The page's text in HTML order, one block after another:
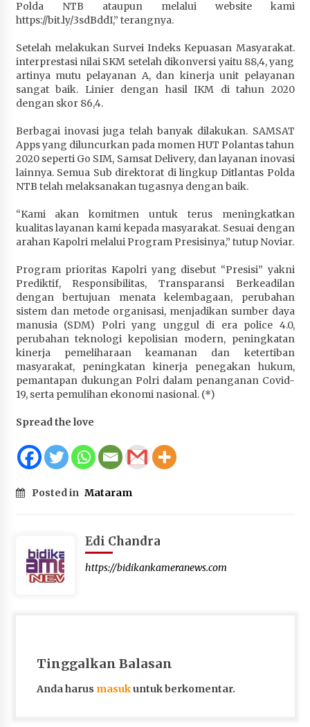
Dosen UTS Siap Kembangkan Inovasi Lewat
Pelatihan PDPP 2026 Bali
4 minggu ago
Terapkan “Polantas Menyapa”, Satlantas Polres
Sumbawa Berupaya Wujudkan Pelayanan
Kepolisian yang Profesional
Capaian Program Pemerintah Kabupaten
Sumbawa Terus Dirasakan Masyarakat
1 bulan ago
Polda NTB ataupun melalui website kami
https://bit.ly/3sdBddI,” terangnya.
Setelah melakukan Survei Indeks Kepuasan Masyarakat.
interprestasi nilai SKM setelah dikonversi yaitu 88,4, yang
artinya mutu pelayanan A, dan kinerja unit pelayanan
sangat baik. Linier dengan hasil IKM di tahun 2020
dengan skor 86,4.
Berbagai inovasi juga telah banyak dilakukan. SAMSAT
Apps yang diluncurkan pada momen HUT Polantas tahun
2020 seperti Go SIM, Samsat Delivery, dan layanan inovasi
lainnya. Semua Sub direktorat di lingkup Ditlantas Polda
NTB telah melaksanakan tugasnya dengan baik.
“Kami akan komitmen untuk terus meningkatkan
kualitas layanan kami kepada masyarakat. Sesuai dengan
arahan Kapolri melalui Program Presisinya,” tutup Noviar.
Program prioritas Kapolri yang disebut “Presisi” yakni
Prediktif, Responsibilitas, Transparansi Berkeadilan
dengan bertujuan menata kelembagaan, perubahan
sistem dan metode organisasi, menjadikan sumber daya
manusia (SDM) Polri yang unggul di era police 4.0,
perubahan teknologi kepolisian modern, peningkatan
kinerja pemeliharaan keamanan dan ketertiban
masyarakat, peningkatan kinerja penegakan hukum,
pemantapan dukungan Polri dalam penanganan Covid-
19, serta pemulihan ekonomi nasional. (*)
Spread the love
Posted in Mataram
Edi Chandra
https://bidikankameranews.com
Tinggalkan Balasan
Anda harus masukuntuk berkomentar.